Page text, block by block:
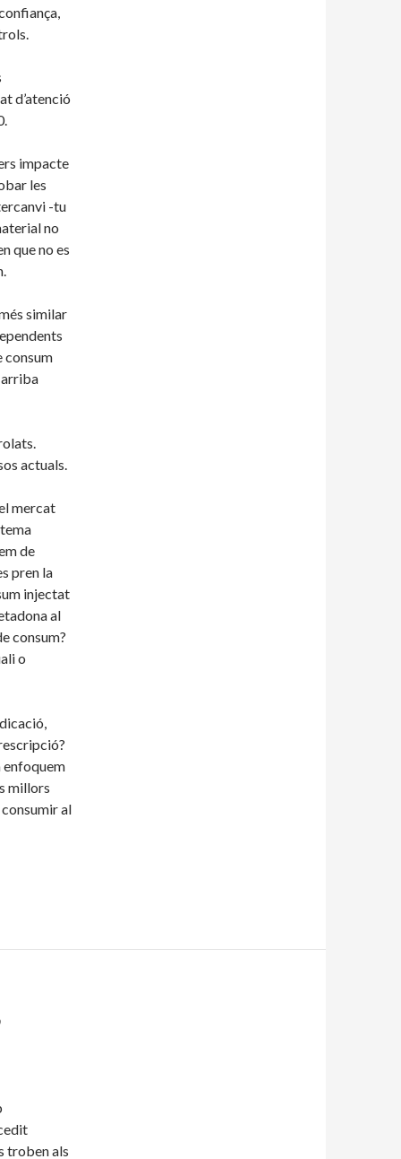
d’atenció
impacte
les
-tu
no
que no es
similar
consum
arriba
actuals.
mercat
de
pren la
injectat
al
consum?
o
enfoquem
millors
al
troben als